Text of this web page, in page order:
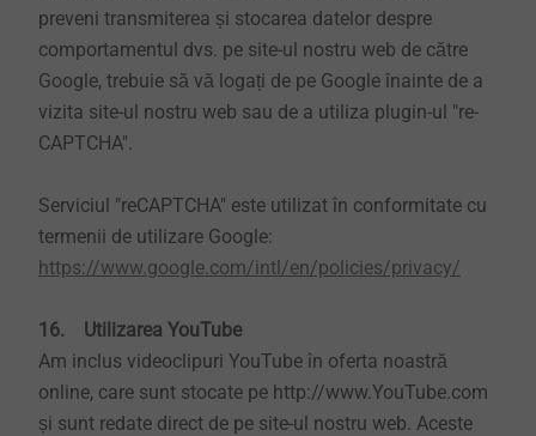
preveni transmiterea și stocarea datelor despre
comportamentul dvs. pe site-ul nostru web de către
Google, trebuie să vă logați de pe Google înainte de a
vizita site-ul nostru web sau de a utiliza plugin-ul "re-
CAPTCHA".
Serviciul "reCAPTCHA" este utilizat în conformitate cu
termenii de utilizare Google:
https://www.google.com/intl/en/policies/privacy/
16. Utilizarea YouTube
Am inclus videoclipuri YouTube în oferta noastră
online, care sunt stocate pe http://www.YouTube.com
și sunt redate direct de pe site-ul nostru web. Aceste